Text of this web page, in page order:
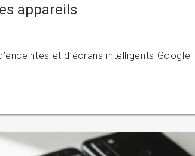
appareils
et d’écrans intelligents Google